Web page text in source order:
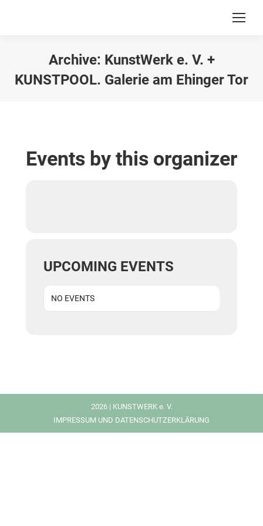
Archive: KunstWerk e. V. +
KUNSTPOOL. Galerie am Ehinger Tor
Events by this organizer
UPCOMING EVENTS
NO EVENTS
2026 | KUNSTWERK e. V.
IMPRESSUM UND DATENSCHUTZERKLÄRUNG